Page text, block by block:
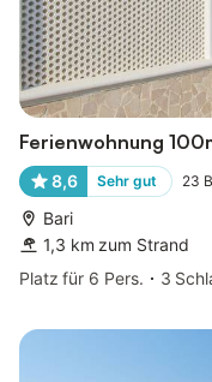
Ferienwohnung
8,6 Sehr gut 23
Bari
1,3 km zum Strand
Platz für 6 Pers.
3